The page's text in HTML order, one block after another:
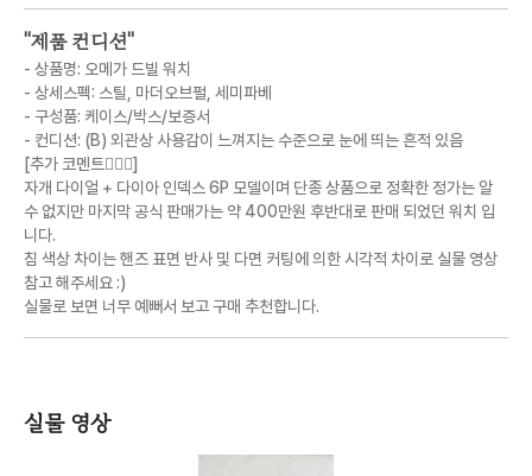
"제품 컨디션"
- 상품명: 오메가 드빌 워치
- 상세스펙: 스틸, 마더오브펄, 세미파베
- 구성품: 케이스/박스/보증서
- 컨디션: (B) 외관상 사용감이 느껴지는 수준으로 눈에 띄는 흔적 있음
[추가 코멘트💁🏻‍♀️]
자개 다이얼 + 다이아 인덱스 6P 모델이며 단종 상품으로 정확한 정가는 알
수 없지만 마지막 공식 판매가는 약 400만원 후반대로 판매 되었던 워치 입
니다.
침 색상 차이는 핸즈 표면 반사 및 다면 커팅에 의한 시각적 차이로 실물 영상
참고 해주세요 :)
실물로 보면 너무 예뻐서 보고 구매 추천합니다.
실물 영상